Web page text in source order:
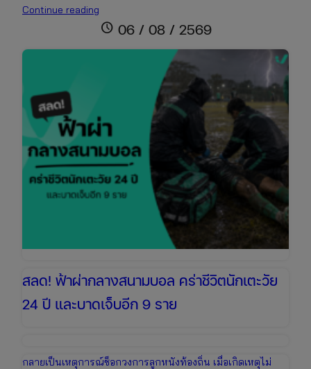
Continue reading
เหตุ
แข้ง
ทำร้าย
เจ้า
หน้าที่
พร้อม
วิธี
คาด
schedule 06 / 08 / 2569
สลด! ฟ้าผ่ากลางสนามบอล คร่าชีวิตนักเตะวัย
24 ปี และบาดเจ็บอีก 9 ราย
กลายเป็นเหตุการณ์ช็อกวงการลูกหนังท้องถิ่น เมื่อเกิดเหตุไม่